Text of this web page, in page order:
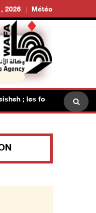
2026 Météo
; les forces